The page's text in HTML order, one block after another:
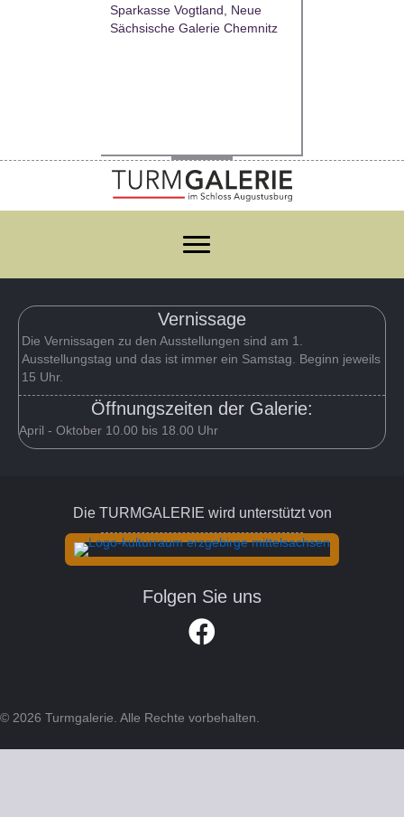
Sparkasse Vogtland, Neue
Sächsische Galerie Chemnitz
Vernissage
Die Vernissagen zu den Ausstellungen sind am 1.
Ausstellungstag und das ist immer ein Samstag. Beginn jeweils
15 Uhr.
Öffnungszeiten der Galerie:
April - Oktober 10.00 bis 18.00 Uhr
Die TURMGALERIE wird unterstützt von
Folgen Sie uns
Link zum Facebook Account der
© 2026 Turmgalerie. Alle Rechte vorbehalten.